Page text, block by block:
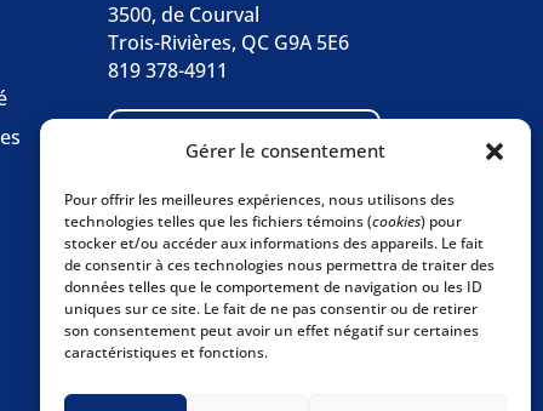
Gérer le consentement
Pour offrir les meilleures expériences, nous utilisons des
technologies telles que les fichiers témoins (cookies) pour
stocker et/ou accéder aux informations des appareils. Le fait
de consentir à ces technologies nous permettra de traiter des
données telles que le comportement de navigation ou les ID
uniques sur ce site. Le fait de ne pas consentir ou de retirer
son consentement peut avoir un effet négatif sur certaines
caractéristiques et fonctions.
3500, de Courval
Trois-Rivières, QC G9A 5E6
819 378-4911
Écrivez-nous

Abonnez-vous à
l'infolettre